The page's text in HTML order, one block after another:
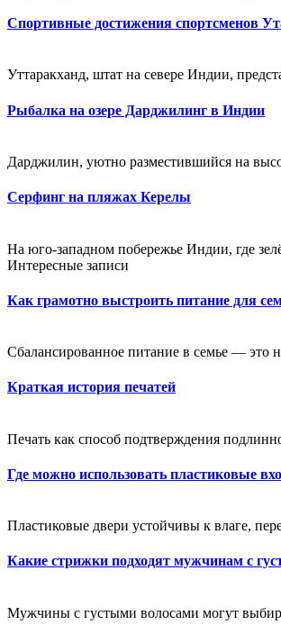
Спортивные достижения спортсменов
Уттаракханд, штат на севере Индии,
Рыбалка на озере Дарджилинг в Индии
Дарджилин, уютно разместившийся на
Серфинг на пляжах Керелы
На юго-западном побережье Индии, где
Интересные записи
Как грамотно выстроить питание для
Сбалансированное питание в семье — это
Краткая история печатей
Печать как способ подтверждения
Где можно использовать пластиковые
Пластиковые двери устойчивы к влаге,
Какие стрижки подходят мужчинам с
Мужчины с густыми волосами могут